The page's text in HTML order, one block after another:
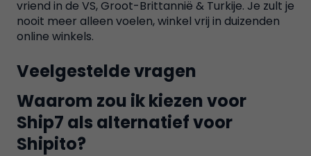
vriend in de VS, Groot-Brittannië & Turkije. Je zult je
nooit meer alleen voelen, winkel vrij in duizenden
online winkels.
Veelgestelde vragen
Waarom zou ik kiezen voor
Ship7 als alternatief voor
Shipito?